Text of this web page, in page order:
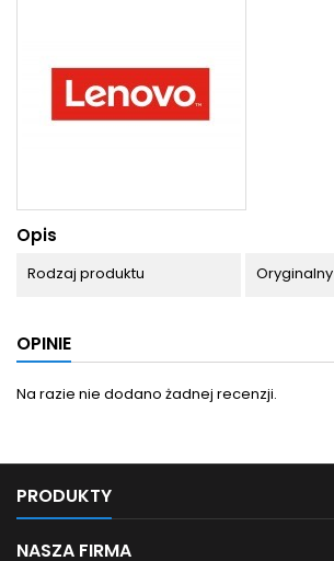
Opis
Rodzaj produktu Oryginalny
OPINIE
Na razie nie dodano żadnej recenzji.
PRODUKTY
NASZA FIRMA